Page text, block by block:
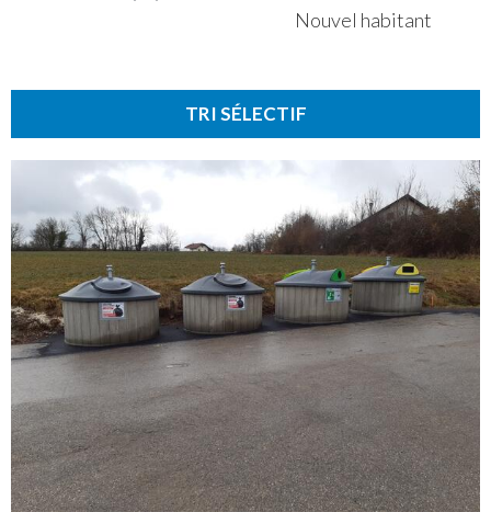
Nouvel habitant
TRI SÉLECTIF